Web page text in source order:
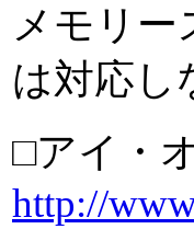
メモリ
は対応し
□アイ・
http://